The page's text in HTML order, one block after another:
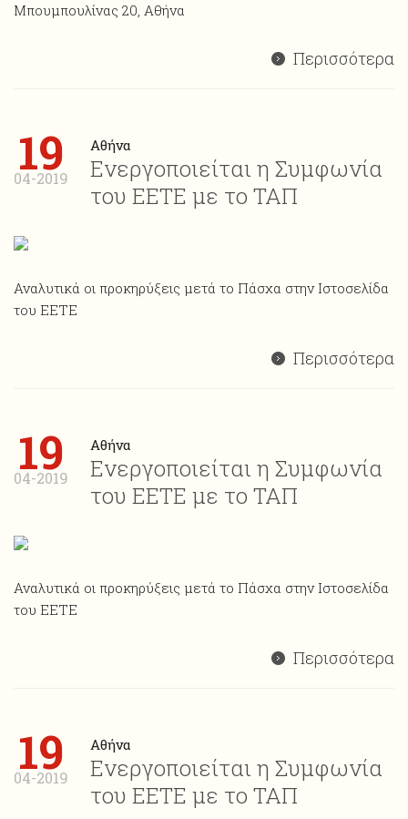
Μπουμπουλίνας 20, Αθήνα
Περισσότερα
19
04-2019
Αθήνα
Ενεργοποιείται η Συμφωνία
του ΕΕΤΕ με το ΤΑΠ
Αναλυτικά οι προκηρύξεις μετά το Πάσχα στην Ιστοσελίδα
του ΕΕΤΕ
Περισσότερα
19
04-2019
Αθήνα
Ενεργοποιείται η Συμφωνία
του ΕΕΤΕ με το ΤΑΠ
Αναλυτικά οι προκηρύξεις μετά το Πάσχα στην Ιστοσελίδα
του ΕΕΤΕ
Περισσότερα
19
04-2019
Αθήνα
Ενεργοποιείται η Συμφωνία
του ΕΕΤΕ με το ΤΑΠ